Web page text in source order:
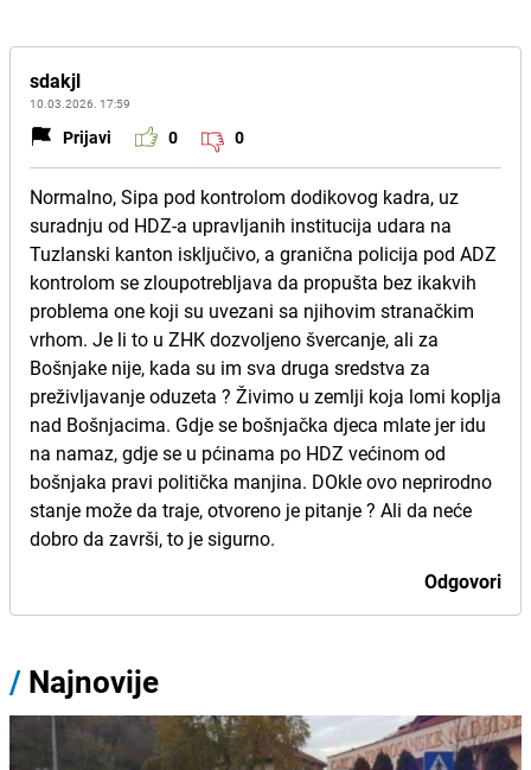
sdakjl
10.03.2026. 17:59
Prijavi 0 0
Normalno, Sipa pod kontrolom dodikovog kadra, uz
suradnju od HDZ-a upravljanih institucija udara na
Tuzlanski kanton isključivo, a granična policija pod ADZ
kontrolom se zloupotrebljava da propušta bez ikakvih
problema one koji su uvezani sa njihovim stranačkim
vrhom. Je li to u ZHK dozvoljeno švercanje, ali za
Bošnjake nije, kada su im sva druga sredstva za
preživljavanje oduzeta ? Živimo u zemlji koja lomi koplja
nad Bošnjacima. Gdje se bošnjačka djeca mlate jer idu
na namaz, gdje se u pćinama po HDZ većinom od
bošnjaka pravi politička manjina. DOkle ovo neprirodno
stanje može da traje, otvoreno je pitanje ? Ali da neće
dobro da završi, to je sigurno.
Odgovori
/ Najnovije